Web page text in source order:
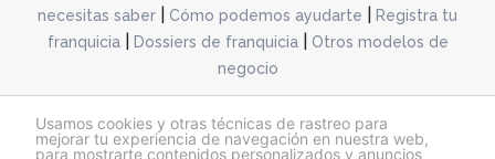
Usamos cookies y otras técnicas de rastreo para
mejorar tu experiencia de navegación en nuestra web,
para mostrarte contenidos personalizados y anuncios
necesitas saber
Cómo podemos ayudarte
Registra tu
franquicia| Dossiers de franquicia|
Otros modelos de
negocio